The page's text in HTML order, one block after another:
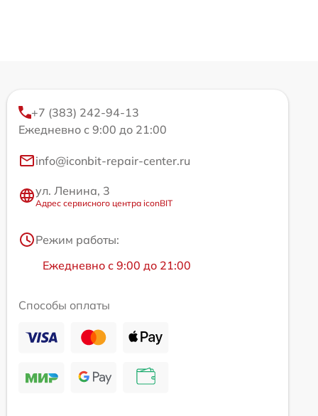
+7 (383) 242-94-13
Ежедневно с 9:00 до 21:00
info@iconbit-repair-center.ru
ул. Ленина, 3
Адрес сервисного центра iconBIT
Режим работы:
Ежедневно с 9:00 до 21:00
Способы оплаты